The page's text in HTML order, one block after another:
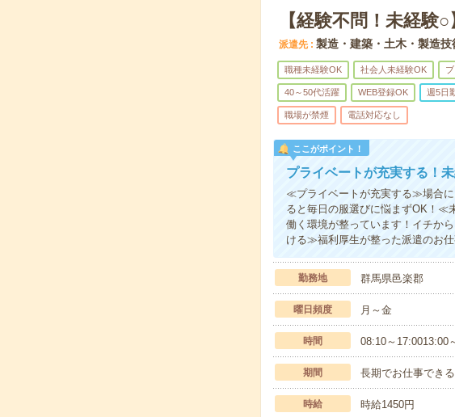
【経験不問！未経験
派遣先 製造・建築・土木・製造技
職種未経験OK 社会人未経験OK
40～50代活躍 WEB登録OK 週5日
職場が禁煙 電話対応なし
ここがポイント！
プライベートが充実する！
≪プライベートが充実する≫場合に
ると毎日の服選びに悩まずOK！≪
働く環境が整っています！イチか
ける≫福利厚生が整った派遣のお仕
勤務地 群馬県邑楽郡
曜日頻度 月～金
時間 08:10～17:0013:00
期間 長期でお仕事でき
時給 時給1450円